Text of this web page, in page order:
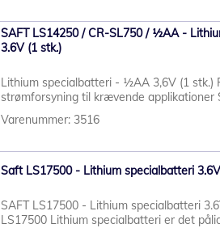
SAFT LS14250 / CR-SL750 / ½AA -
3.6V (1 stk.)
Lithium specialbatteri - ½AA 3,6V (1 stk.)
strømforsyning til krævende applikationer
Varenummer: 3516
Saft LS17500 - Lithium specialbatteri
SAFT LS17500 - Lithium specialbatteri
LS17500 Lithium specialbatteri er det